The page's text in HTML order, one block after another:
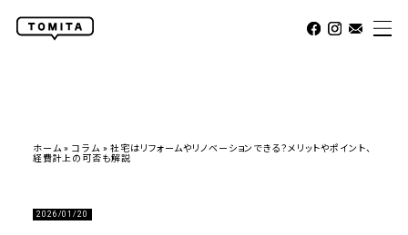
ホーム »コラム »社宅はリフォームやリノベーションできる？メリットやポイント、
経費計上の可否も解説
2026/01/20